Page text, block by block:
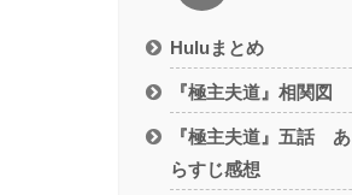
Huluまとめ
『極主夫道』相関図
『極主夫道』五話 あ
らすじ感想